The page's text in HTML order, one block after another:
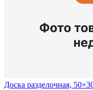
Доска разделочная,